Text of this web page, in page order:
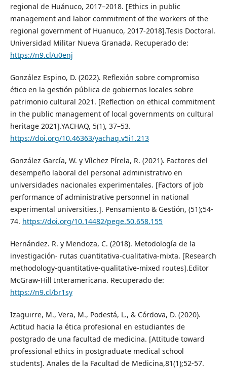
regional de Huánuco, 2017–2018. [Ethics in public
management and labor commitment of the workers of the
regional government of Huanuco, 2017-2018].Tesis Doctoral.
Universidad Militar Nueva Granada. Recuperado de:
https://n9.cl/u0enj
González Espino, D. (2022). Reflexión sobre compromiso
ético en la gestión pública de gobiernos locales sobre
patrimonio cultural 2021. [Reflection on ethical commitment
in the public management of local governments on cultural
heritage 2021].YACHAQ, 5(1), 37–53.
https://doi.org/10.46363/yachaq.v5i1.213
González García, W. y Vílchez Pírela, R. (2021). Factores del
desempeño laboral del personal administrativo en
universidades nacionales experimentales. [Factors of job
performance of administrative personnel in national
experimental universities.]. Pensamiento & Gestión, (51);54-
74. https://doi.org/10.14482/pege.50.658.155
Hernández. R. y Mendoza, C. (2018). Metodología de la
investigación- rutas cuantitativa-cualitativa-mixta. [Research
methodology-quantitative-qualitative-mixed routes].Editor
McGraw-Hill Interamericana. Recuperado de:
https://n9.cl/br1sy
Izaguirre, M., Vera, M., Podestá, L., & Córdova, D. (2020).
Actitud hacia la ética profesional en estudiantes de
postgrado de una facultad de medicina. [Attitude toward
professional ethics in postgraduate medical school
students]. Anales de la Facultad de Medicina,81(1);52-57.